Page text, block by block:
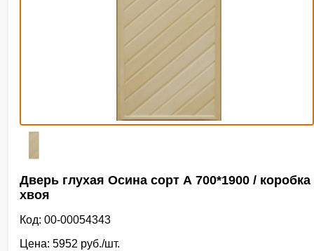
Дверь глухая Осина сорт А 700*1900 / коробка
хвоя
Код: 00-00054343
Цена: 5952 руб./шт.